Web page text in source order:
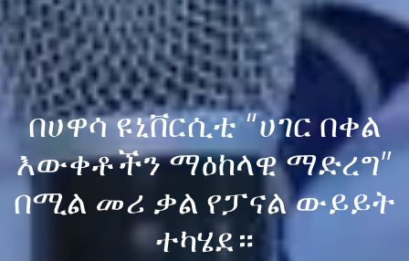
በሀዋሳ ዩኒቨርሲቲ “ሀገር በቀል
እውቀቶችን ማዕከላዊ ማድረግ”
በሚል መሪ ቃል የፓናል ውይይት
ተካሄደ።